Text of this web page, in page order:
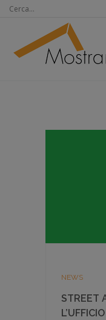
NEWS
STREET